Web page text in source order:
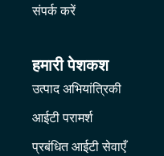
संपर्क करें
हमारी पेशकश
उत्पाद अभियांत्रिकी
आईटी परामर्श
प्रबंधित आईटी सेवाएँ